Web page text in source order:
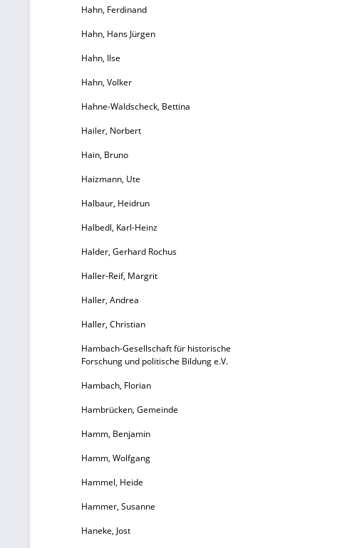
Hahn, Ferdinand
Hahn, Hans Jürgen
Hahn, Ilse
Hahn, Volker
Hahne-Waldscheck, Bettina
Hailer, Norbert
Hain, Bruno
Haizmann, Ute
Halbaur, Heidrun
Halbedl, Karl-Heinz
Halder, Gerhard Rochus
Haller-Reif, Margrit
Haller, Andrea
Haller, Christian
Hambach-Gesellschaft für historische
Forschung und politische Bildung e.V.
Hambach, Florian
Hambrücken, Gemeinde
Hamm, Benjamin
Hamm, Wolfgang
Hammel, Heide
Hammer, Susanne
Haneke, Jost